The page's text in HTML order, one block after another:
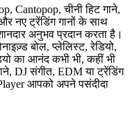
Cantopop, चीनी हिट गाने,
नए ट्रेंडिंग गानों के साथ
अनुभव प्रदान करता है।
बोल, प्लेलिस्ट, रेडियो,
का आनंद कभी भी, कहीं भी
DJ संगीत, EDM या ट्रेंडिंग
आपको अपने पसंदीदा